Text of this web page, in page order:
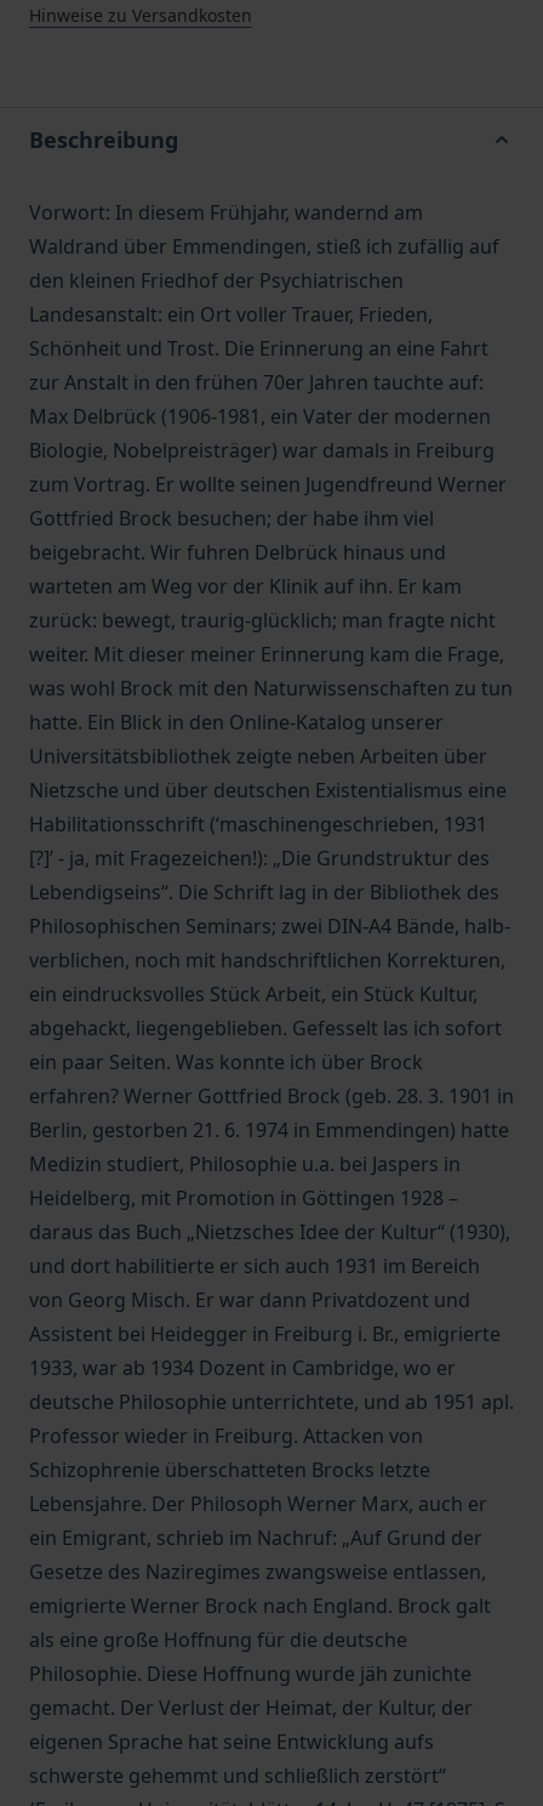
Hinweise zu Versandkosten
Beschreibung
Vorwort: In diesem Frühjahr, wandernd am
Waldrand über Emmendingen, stieß ich zufällig auf
den kleinen Friedhof der Psychiatrischen
Landesanstalt: ein Ort voller Trauer, Frieden,
Schönheit und Trost. Die Erinnerung an eine Fahrt
zur Anstalt in den frühen 70er Jahren tauchte auf:
Max Delbrück (1906-1981, ein Vater der modernen
Biologie, Nobelpreisträger) war damals in Freiburg
zum Vortrag. Er wollte seinen Jugendfreund Werner
Gottfried Brock besuchen; der habe ihm viel
beigebracht. Wir fuhren Delbrück hinaus und
warteten am Weg vor der Klinik auf ihn. Er kam
zurück: bewegt, traurig-glücklich; man fragte nicht
weiter. Mit dieser meiner Erinnerung kam die Frage,
was wohl Brock mit den Naturwissenschaften zu tun
hatte. Ein Blick in den Online-Katalog unserer
Universitätsbibliothek zeigte neben Arbeiten über
Nietzsche und über deutschen Existentialismus eine
Habilitationsschrift (‘maschinengeschrieben, 1931
[?]’ - ja, mit Fragezeichen!): „Die Grundstruktur des
Lebendigseins“. Die Schrift lag in der Bibliothek des
Philosophischen Seminars; zwei DIN-A4 Bände, halb-
verblichen, noch mit handschriftlichen Korrekturen,
ein eindrucksvolles Stück Arbeit, ein Stück Kultur,
abgehackt, liegengeblieben. Gefesselt las ich sofort
ein paar Seiten. Was konnte ich über Brock
erfahren? Werner Gottfried Brock (geb. 28. 3. 1901 in
Berlin, gestorben 21. 6. 1974 in Emmendingen) hatte
Medizin studiert, Philosophie u.a. bei Jaspers in
Heidelberg, mit Promotion in Göttingen 1928 –
daraus das Buch „Nietzsches Idee der Kultur“ (1930),
und dort habilitierte er sich auch 1931 im Bereich
von Georg Misch. Er war dann Privatdozent und
Assistent bei Heidegger in Freiburg i. Br., emigrierte
1933, war ab 1934 Dozent in Cambridge, wo er
deutsche Philosophie unterrichtete, und ab 1951 apl.
Professor wieder in Freiburg. Attacken von
Schizophrenie überschatteten Brocks letzte
Lebensjahre. Der Philosoph Werner Marx, auch er
ein Emigrant, schrieb im Nachruf: „Auf Grund der
Gesetze des Naziregimes zwangsweise entlassen,
emigrierte Werner Brock nach England. Brock galt
als eine große Hoffnung für die deutsche
Philosophie. Diese Hoffnung wurde jäh zunichte
gemacht. Der Verlust der Heimat, der Kultur, der
eigenen Sprache hat seine Entwicklung aufs
schwerste gehemmt und schließlich zerstört“